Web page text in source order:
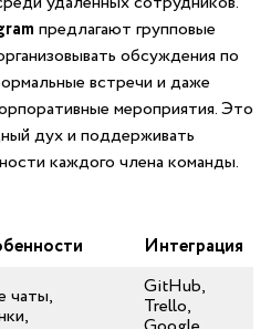
предлагают групповые
обсуждения​ по
встречи и ⁢даже
мероприятия. Это
дух и поддерживать
каждого члена команды.
Интеграция
чаты, GitHub,
Trello,